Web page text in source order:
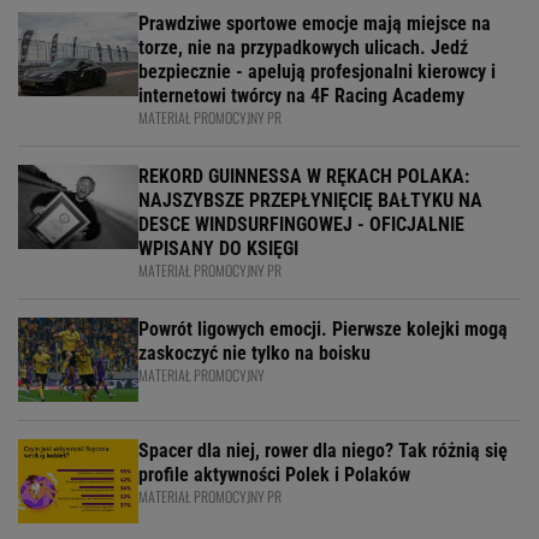
Prawdziwe sportowe emocje mają miejsce na
torze, nie na przypadkowych ulicach. Jedź
bezpiecznie - apelują profesjonalni kierowcy i
internetowi twórcy na 4F Racing Academy
MATERIAŁ PROMOCYJNY PR
REKORD GUINNESSA W RĘKACH POLAKA:
NAJSZYBSZE PRZEPŁYNIĘCIĘ BAŁTYKU NA
DESCE WINDSURFINGOWEJ - OFICJALNIE
WPISANY DO KSIĘGI
MATERIAŁ PROMOCYJNY PR
Powrót ligowych emocji. Pierwsze kolejki mogą
zaskoczyć nie tylko na boisku
MATERIAŁ PROMOCYJNY
Spacer dla niej, rower dla niego? Tak różnią się
profile aktywności Polek i Polaków
MATERIAŁ PROMOCYJNY PR